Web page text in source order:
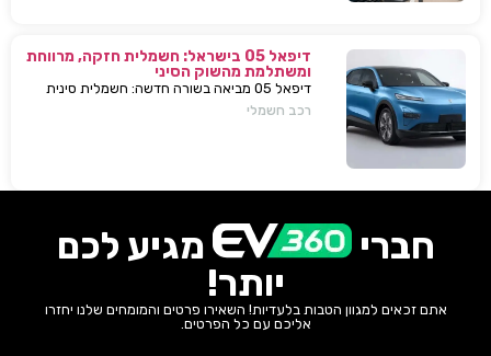
דיפאל 05 בישראל: חשמלית חזקה, מרווחת
ומשתלמת מהשוק הסיני
דיפאל 05 מביאה בשורה חדשה: חשמלית סינית
חזקה, גדולה וזולה שמאיימת לערער את מתחרות
רכב חשמלי
חברי
מגיע לכם
יותר!
אתם זכאים למגוון הטבות בלעדיות! השאירו פרטים והמומחים שלנו יחזרו
אליכם עם כל הפרטים.